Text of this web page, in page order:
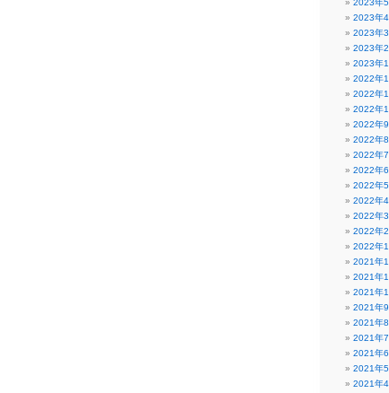
2023年5
2023年4
2023年3
2023年2
2023年1
2022年
2022年
2022年
2022年9
2022年8
2022年7
2022年6
2022年5
2022年4
2022年3
2022年2
2022年1
2021年
2021年
2021年
2021年9
2021年8
2021年7
2021年6
2021年5
2021年4